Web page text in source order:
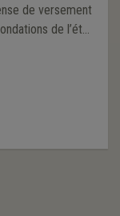
de versement
de l’été